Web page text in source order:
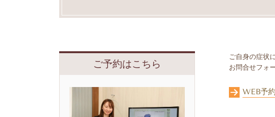
ご自身の症状
お問合せフォ
WEB予
ご予約はこちら